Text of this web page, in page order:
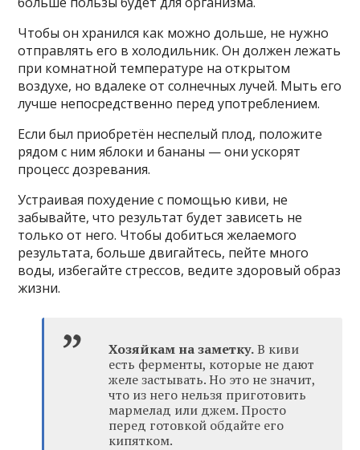
Чтобы он хранился как можно дольше, не нужно
отправлять его в холодильник. Он должен лежать
при комнатной температуре на открытом
воздухе, но вдалеке от солнечных лучей. Мыть его
лучше непосредственно перед употреблением.
Если был приобретён неспелый плод, положите
рядом с ним яблоки и бананы — они ускорят
процесс дозревания.
Устраивая похудение с помощью киви, не
забывайте, что результат будет зависеть не
только от него. Чтобы добиться желаемого
результата, больше двигайтесь, пейте много
воды, избегайте стрессов, ведите здоровый образ
жизни.
Хозяйкам на заметку.В киви
есть ферменты, которые не дают
желе застывать. Но это не значит,
что из него нельзя приготовить
мармелад или джем. Просто
перед готовкой обдайте его
кипятком.